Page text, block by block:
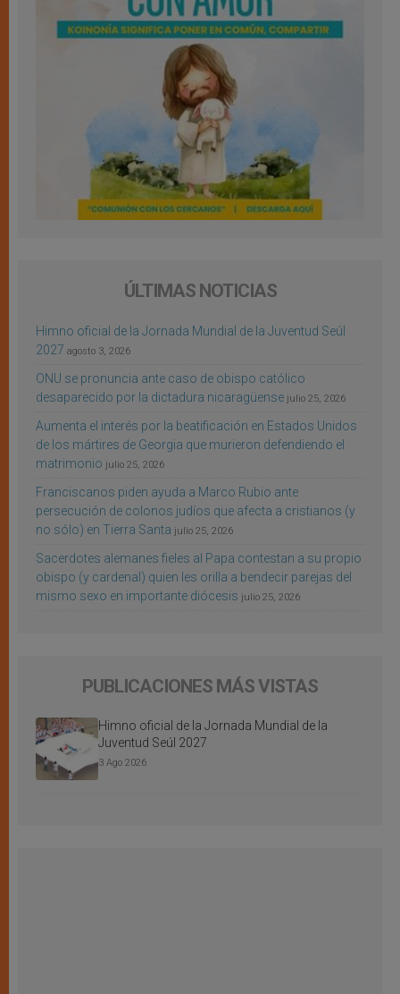
ÚLTIMAS NOTICIAS
Himno oficial de la Jornada Mundial de la Juventud Seúl
2027 agosto 3, 2026
ONU se pronuncia ante caso de obispo católico
desaparecido por la dictadura nicaragüense julio 25, 2026
Aumenta el interés por la beatificación en Estados Unidos
de los mártires de Georgia que murieron defendiendo el
matrimonio julio 25, 2026
Franciscanos piden ayuda a Marco Rubio ante
persecución de colonos judíos que afecta a cristianos (y
no sólo) en Tierra Santa julio 25, 2026
Sacerdotes alemanes fieles al Papa contestan a su propio
obispo (y cardenal) quien les orilla a bendecir parejas del
mismo sexo en importante diócesis julio 25, 2026
PUBLICACIONES MÁS VISTAS
Himno oficial de la Jornada Mundial de la
Juventud Seúl 2027
3 Ago 2026